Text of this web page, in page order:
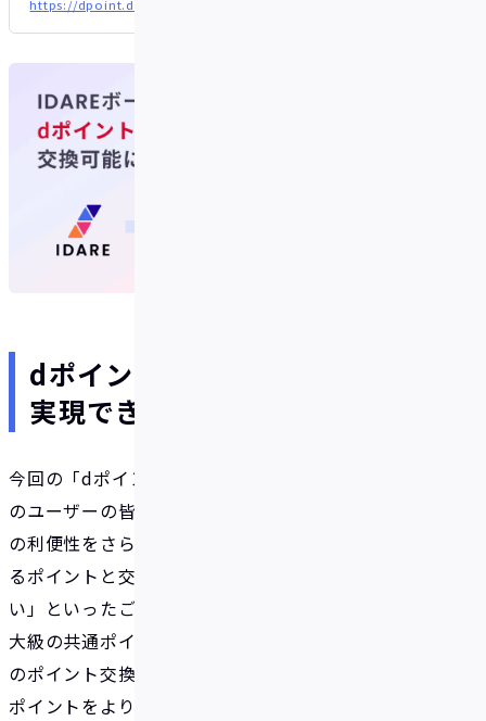
dポイント交換サービスにより
実現できること
今回の「dポイント」との連携開始は、これまで多く
のユーザーの皆さまから寄せられていた「ポイント
の利便性をさらに高めてほしい」、「普段使いでき
るポイントと交換したい」、「ポイント投資がした
い」といったご期待に応えるものとなります。国内最
大級の共通ポイントサービスである「dポイント」へ
のポイント交換サービス開始により、IDAREボーナス
ポイントをより汎用性高くご利用いただけます。